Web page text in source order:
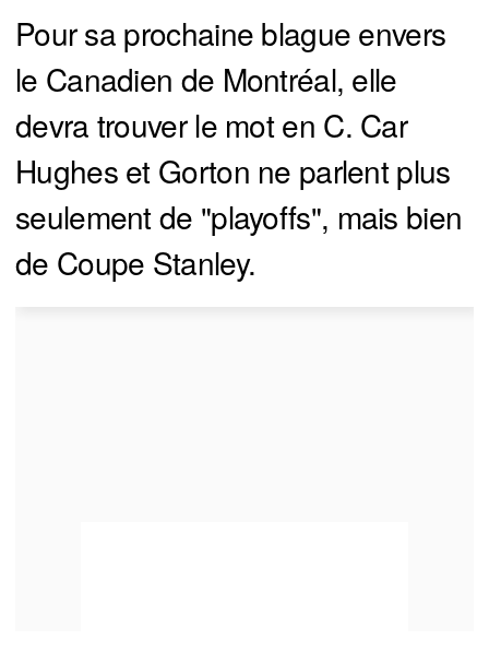
Pour sa prochaine blague envers
le Canadien de Montréal, elle
devra trouver le mot en C. Car
Hughes et Gorton ne parlent plus
seulement de "playoffs", mais bien
de Coupe Stanley.